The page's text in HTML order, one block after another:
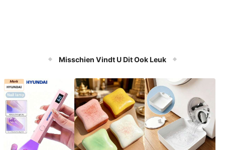
Misschien Vindt U Dit Ook Leuk